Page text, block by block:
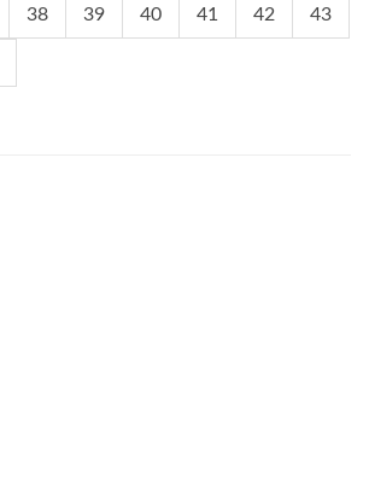
38 39 40 41 42 43